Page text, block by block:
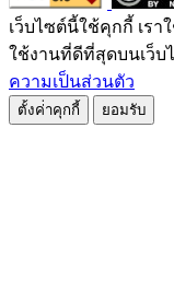
เว็บไซต์นี้ใช้คุกกี้ เร
ใช้งานที่ดีที่สุดบนเว็บ
ความเป็นส่วนตัว
ตั้งค่่าคุกกี้ ยอมรับ